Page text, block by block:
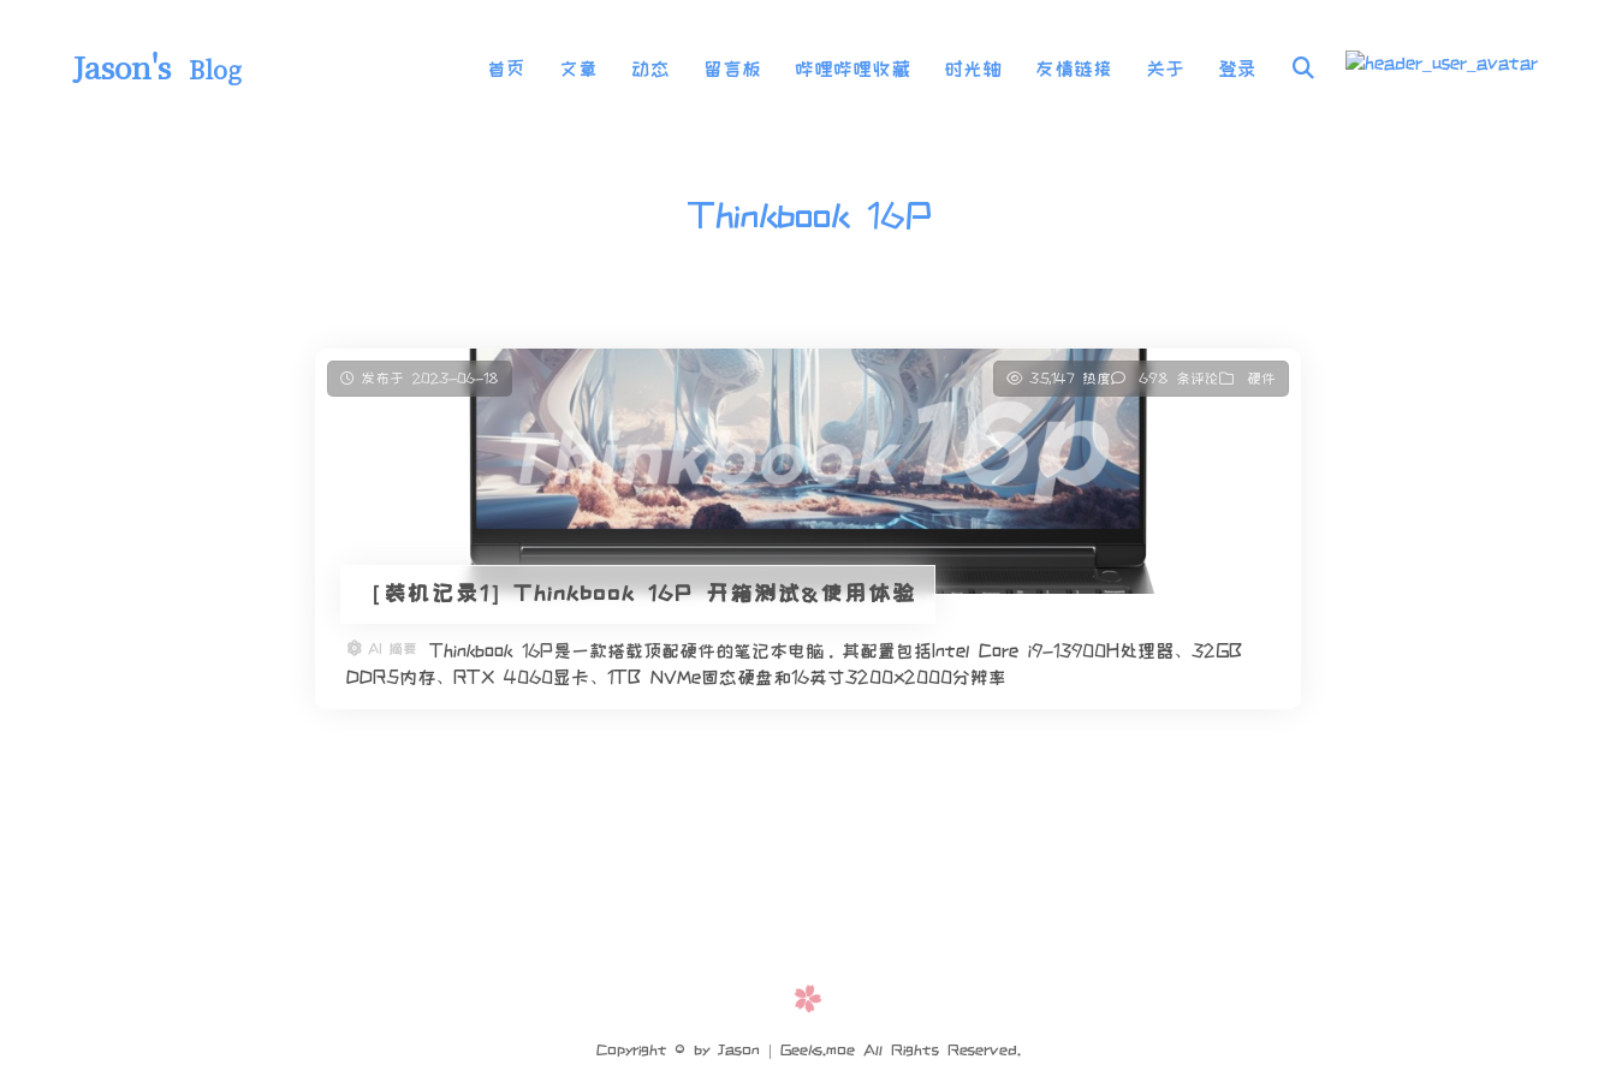
Jason's Blog 首页 文章 动态 留言板 哔哩哔哩收藏 时光轴 友情链接 关于 登录
Thinkbook 16P
发布于 2023-06-18 35,147 热度 698 条评论 硬件
［装机记录1］Thinkbook 16P 开箱测试&使用体验
AI 摘要
Thinkbook 16P是一款搭载顶配硬件的笔记本电脑。其配置包括Intel Core i9-13900H处理器、32GB
DDR5内存、RTX 4060显卡、1TB NVMe固态硬盘和16英寸3200x2000分辨率
Copyright © by Jason | Geeks.moe All Rights Reserved.